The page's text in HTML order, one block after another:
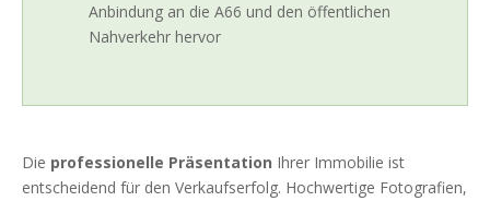
Anbindung an die A66 und den öffentlichen
Nahverkehr hervor
Die professionelle Präsentation Ihrer Immobilie ist
entscheidend für den Verkaufserfolg. Hochwertige Fotografien,